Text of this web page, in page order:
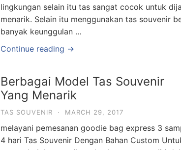
lingkungan selain itu tas sangat cocok untuk
menarik. Selain itu menggunakan tas souvenir
banyak keunggulan …
Continue reading →
Berbagai Model Tas Souvenir
Yang Menarik
TAS SOUVENIR · MARCH 29, 2017
melayani pemesanan goodie bag express 3
4 hari Tas Souvenir Dengan Bahan Custom